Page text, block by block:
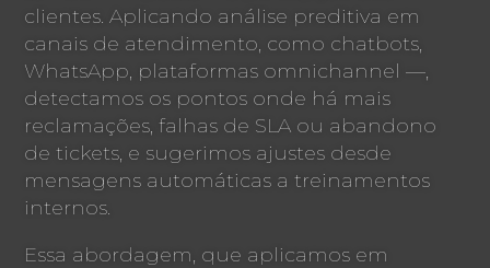
clientes. Aplicando análise preditiva em
canais de atendimento, como chatbots,
WhatsApp, plataformas omnichannel —,
detectamos os pontos onde há mais
reclamações, falhas de SLA ou abandono
de tickets, e sugerimos ajustes desde
mensagens automáticas a treinamentos
internos.
Essa abordagem, que aplicamos em